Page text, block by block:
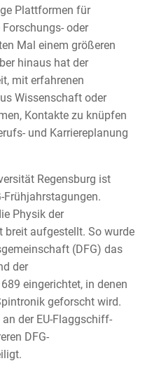
Plattformen für
oder
Mal einem größeren
hinaus hat der
mit erfahrenen
Wissenschaft oder
Kontakte zu knüpfen
und Karriereplanung
Regensburg ist
Frühjahrstagungen.
Physik der
breit aufgestellt. So wurde
(DFG) das
der
eingerichtet, in denen
geforscht wird.
der EU-Flaggschiff-
DFG-